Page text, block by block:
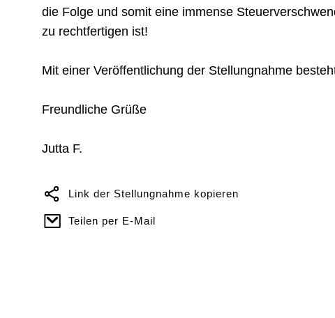
die Folge und somit eine immense
zu rechtfertigen ist!
Mit einer Veröffentlichung der Stellungnahme
Freundliche Grüße
Jutta F.
Link der Stellungnahme kopieren
Teilen per E-Mail